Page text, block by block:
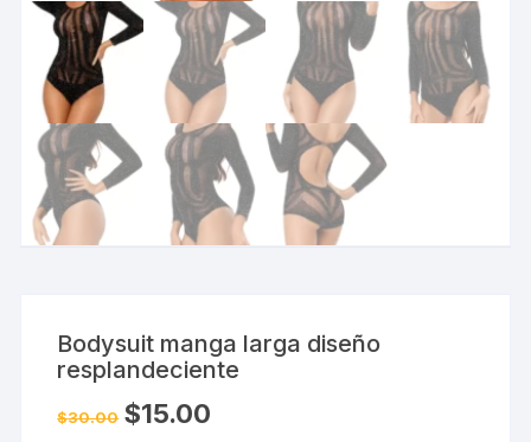
Bodysuit manga larga diseño
resplandeciente
$30.00 El
precio
$15.00